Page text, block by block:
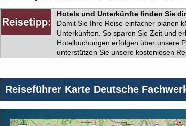
Hotels und Unterkünfte finden Sie
Damit Sie Ihre Reise einfacher planen
Unterkünften. So sparen Sie Zeit und
Hotelbuchungen erfolgen über unsere
unterstützen Sie unsere kostenlosen
Reiseführer Karte Deutsche